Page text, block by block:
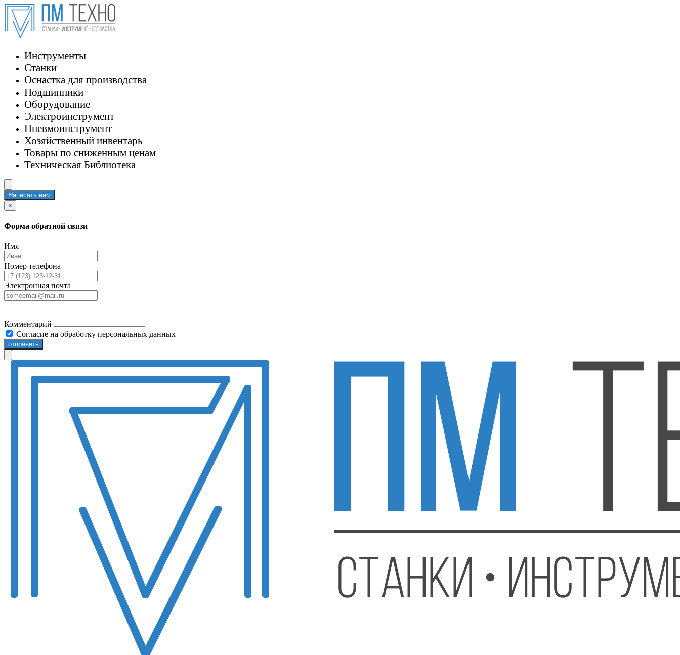
Инструменты
Станки
Оснастка для производства
Подшипники
Оборудование
Электроинструмент
Пневмоинструмент
Хозяйственный инвентарь
Товары по сниженным ценам
Техническая Библиотека
Написать нам
×
Форма обратной связи
Имя
Номер телефона
Электронная почта
Комментарий
Согласие на обработку персональных данных
отправить